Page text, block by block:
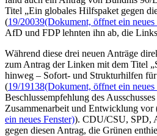
Titel „Ein globales Hilfspaket gegen
(19/20039(Dokument, öffnet ein neues
AfD und FDP lehnten ihn ab, die
Während diese drei neuen Anträge
zum Antrag der Linken mit dem Titel
hinweg – Sofort- und Strukturhilfen für
(19/19138(Dokument, öffnet ein neues
Beschlussempfehlung des
Zusammenarbeit und Entwicklung vor
ein neues Fenster)). CDU/CSU, SPD,
gegen diesen Antrag, die Grünen